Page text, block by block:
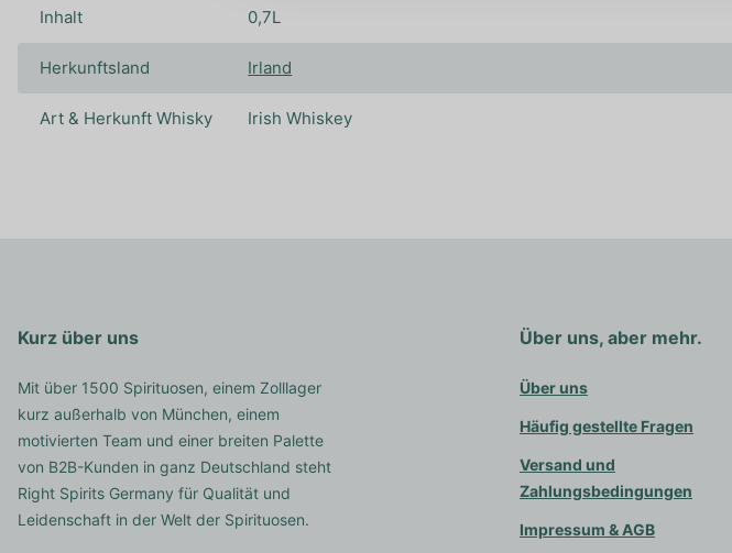
Inhalt 0,7L
Herkunftsland Irland
Art & Herkunft Whisky Irish Whiskey
Kurz über uns
Mit über 1500 Spirituosen, einem Zolllager
kurz außerhalb von München, einem
motivierten Team und einer breiten Palette
von B2B-Kunden in ganz Deutschland steht
Right Spirits Germany für Qualität und
Leidenschaft in der Welt der Spirituosen.
Über uns, aber mehr.
Über uns
Häufig gestellte Fragen
Versand und
Zahlungsbedingungen
Impressum & AGB